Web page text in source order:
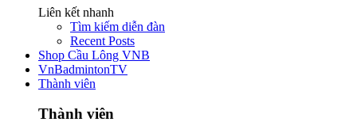
Liên kết nhanh
Tìm kiếm diễn đàn
Recent Posts
Shop Cầu Lông VNB
VnBadmintonTV
Thành viên
Thành viên